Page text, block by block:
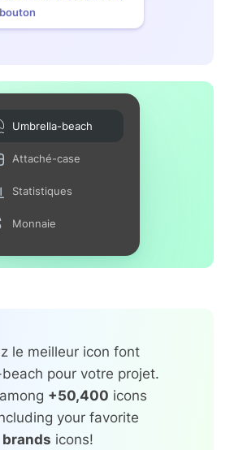
Umbrella-beach
Attaché-case
Statistiques
Monnaie
le meilleur icon font
pour votre projet.
+50,400 icons
your favorite
brands icons!